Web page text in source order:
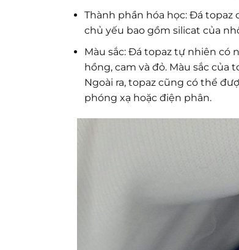
Thành phần hóa học: Đá topaz
chủ yếu bao gồm silicat của
Màu sắc: Đá topaz tự nhiên có
hồng, cam và đỏ. Màu sắc
Ngoài ra, topaz cũng có thể
phóng xạ hoặc điện phân.